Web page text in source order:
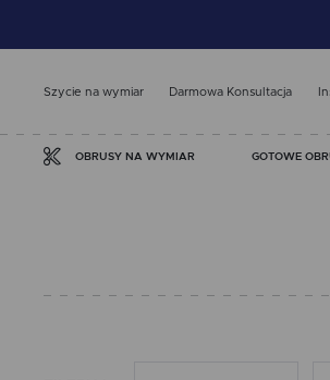
Szycie na wymiar Darmowa Konsultacja
OBRUSY NA WYMIAR GOTOWE